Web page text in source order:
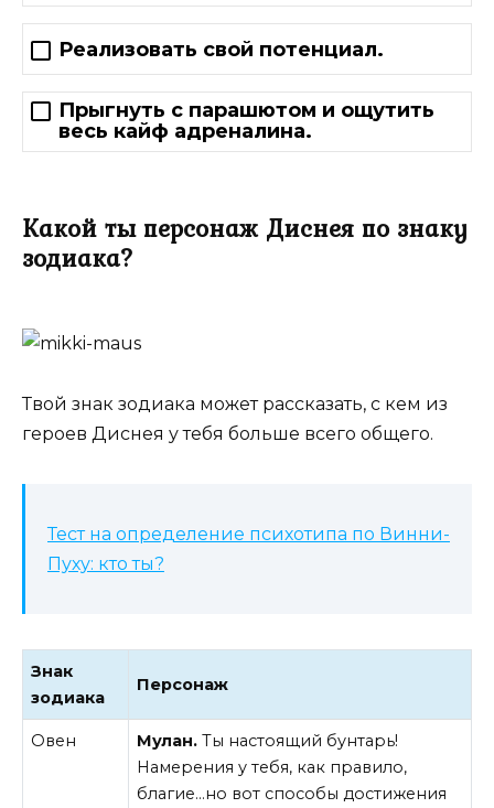
Реализовать свой потенциал.
Прыгнуть с парашютом и ощутить
весь кайф адреналина.
Какой ты персонаж Диснея по знаку
зодиака?
Твой знак зодиака может рассказать, с кем из
героев Диснея у тебя больше всего общего.
Тест на определение психотипа по Винни-
Пуху: кто ты?
Знак
зодиака
Персонаж
Овен Мулан.Ты настоящий бунтарь!
Намерения у тебя, как правило,
благие…но вот способы достижения